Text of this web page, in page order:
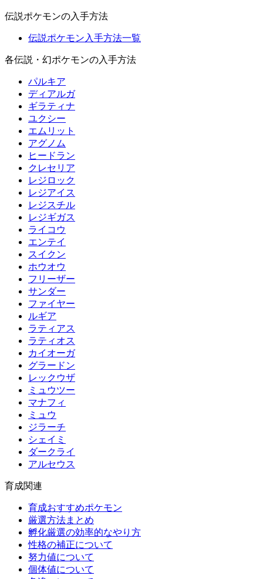
伝説ポケモンの入手方法
伝説ポケモン入手方法一覧
各伝説・幻ポケモンの入手方法
パルキア
ディアルガ
ギラティナ
ユクシー
エムリット
アグノム
ヒードラン
クレセリア
レジロック
レジアイス
レジスチル
レジギガス
ライコウ
エンテイ
スイクン
ホウオウ
フリーザー
サンダー
ファイヤー
ルギア
ラティアス
ラティオス
カイオーガ
グラードン
レックウザ
ミュウツー
マナフィ
ミュウ
ジラーチ
シェイミ
ダークライ
アルセウス
育成関連
育成おすすめポケモン
厳選方法まとめ
孵化厳選の効率的なやり方
性格の補正について
努力値について
個体値について